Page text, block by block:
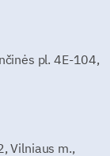
pl. 4E-104,
Vilniaus m.,